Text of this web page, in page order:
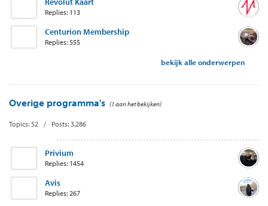
Replies: 113
Centurion Membership
Replies: 555
bekijk alle onderwerpen
Overige programma's (1 aan het bekijken)
Topics: 52 / Posts: 3,286
Privium
Replies: 1454
Avis
Replies: 267